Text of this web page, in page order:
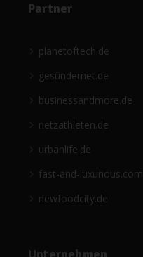
Partner
planetoftech.de
gesündernet.de
businessandmore.de
netzathleten.de
urbanlife.de
fast-and-luxurious.com
newfoodcity.de